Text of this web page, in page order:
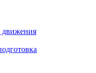
движения